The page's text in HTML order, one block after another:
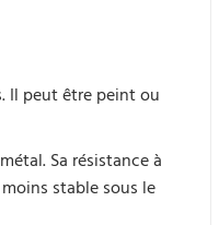
Il peut être peint ou
Sa résistance à
stable sous le